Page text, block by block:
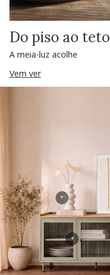
Do piso ao teto
A meia-luz acolhe
Vem ver
+
+